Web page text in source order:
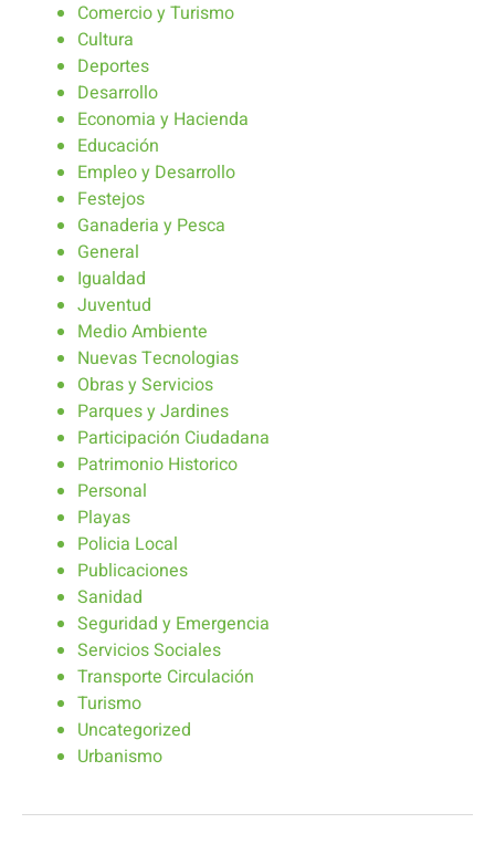
Comercio y Turismo
Cultura
Deportes
Desarrollo
Economia y Hacienda
Educación
Empleo y Desarrollo
Festejos
Ganaderia y Pesca
General
Igualdad
Juventud
Medio Ambiente
Nuevas Tecnologias
Obras y Servicios
Parques y Jardines
Participación Ciudadana
Patrimonio Historico
Personal
Playas
Policia Local
Publicaciones
Sanidad
Seguridad y Emergencia
Servicios Sociales
Transporte Circulación
Turismo
Uncategorized
Urbanismo